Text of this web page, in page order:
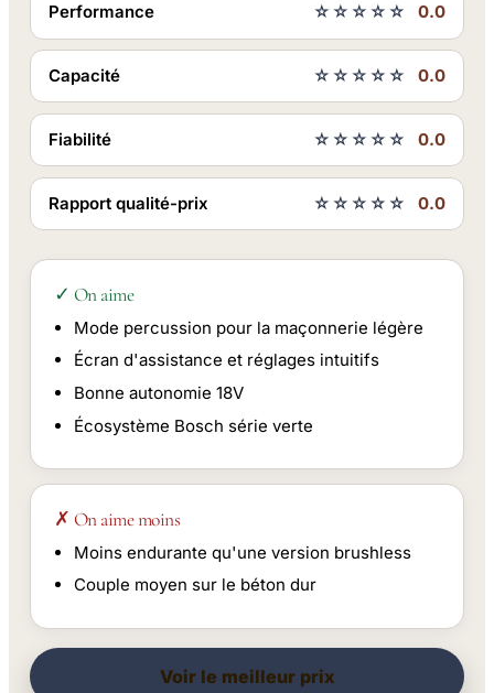
Performance ☆☆☆☆☆ 0.0
Capacité ☆☆☆☆☆ 0.0
Fiabilité ☆☆☆☆☆ 0.0
Rapport qualité-prix ☆☆☆☆☆ 0.0
✓ On aime
Mode percussion pour la maçonnerie légère
Écran d'assistance et réglages intuitifs
Bonne autonomie 18V
Écosystème Bosch série verte
✗ On aime moins
Moins endurante qu'une version brushless
Couple moyen sur le béton dur
Voir le meilleur prix